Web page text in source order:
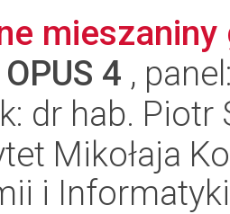
mieszaniny
OPUS 4 ,
dr hab.
Mikołaja
i